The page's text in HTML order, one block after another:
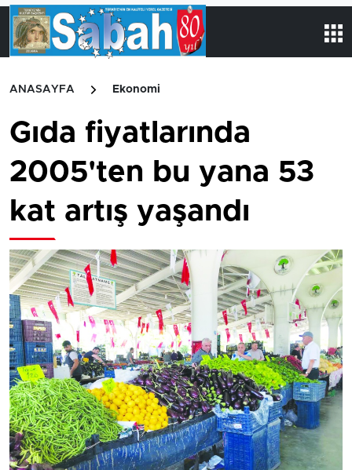
ANASAYFA Ekonomi
Gıda fiyatlarında
2005'ten bu yana 53
kat artış yaşandı